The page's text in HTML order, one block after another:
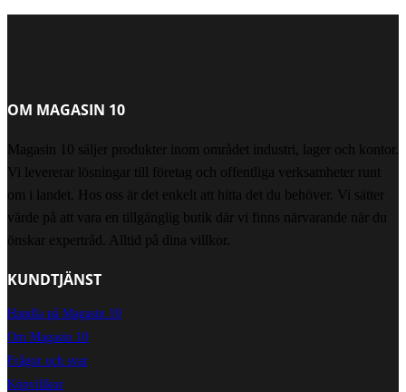
OM MAGASIN 10
Magasin 10 säljer produkter inom området industri, lager och kontor.
Vi levererar lösningar till företag och offentliga verksamheter runt
om i landet. Hos oss är det enkelt att hitta det du behöver. Vi sätter
värde på att vara en tillgänglig butik där vi finns närvarande när du
önskar expertråd. Alltid på dina villkor.
KUNDTJÄNST
Handla på Magasin 10
Om Magasin 10
Frågor och svar
Köpvillkor